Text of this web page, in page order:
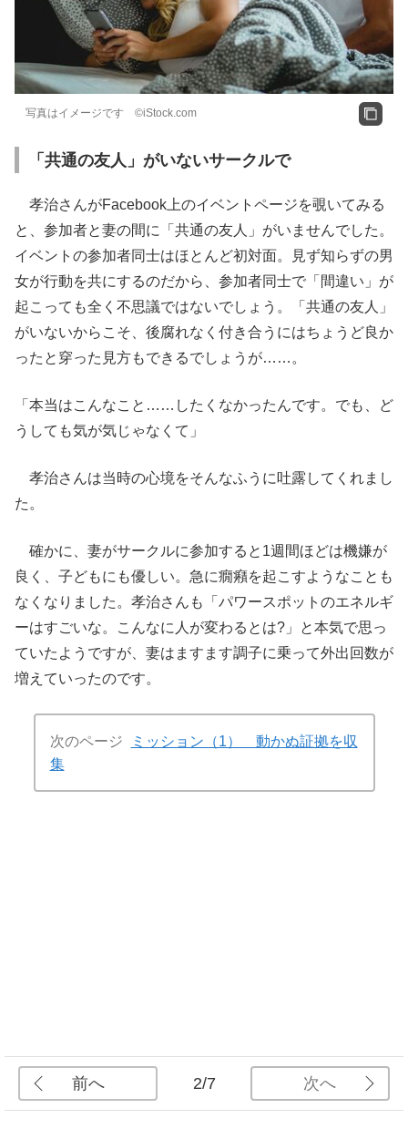
写真はイメージです ©iStock.com
「共通の友人」がいないサークルで
孝治さんがFacebook上のイベントページを覗いてみる
と、参加者と妻の間に「共通の友人」がいませんでした。
イベントの参加者同士はほとんど初対面。見ず知らずの男
女が行動を共にするのだから、参加者同士で「間違い」が
起こっても全く不思議ではないでしょう。「共通の友人」
がいないからこそ、後腐れなく付き合うにはちょうど良か
ったと穿った見方もできるでしょうが……。
「本当はこんなこと……したくなかったんです。でも、ど
うしても気が気じゃなくて」
孝治さんは当時の心境をそんなふうに吐露してくれまし
た。
確かに、妻がサークルに参加すると1週間ほどは機嫌が
良く、子どもにも優しい。急に癇癪を起こすようなことも
なくなりました。孝治さんも「パワースポットのエネルギ
ーはすごいな。こんなに人が変わるとは?」と本気で思っ
ていたようですが、妻はますます調子に乗って外出回数が
増えていったのです。
次のページ
ミッション（1） 動かぬ証拠を収
集
前へ 2/7 次へ